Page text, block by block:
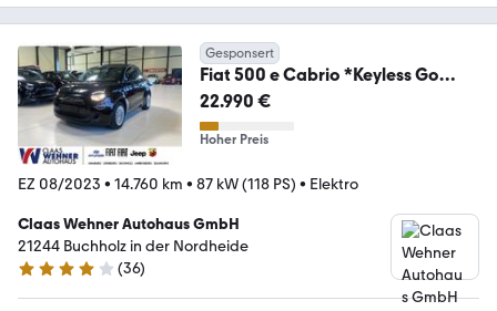
Gesponsert
Fiat 500 e Cabrio *Keyless Go
*Apple Car Play *Tempo
22.990 €
Hoher Preis
EZ 08/2023 • 14.760 km • 87 kW (118 PS) • Elektro
Claas Wehner Autohaus GmbH
21244 Buchholz in der Nordheide
3.8 Sterne
(36)